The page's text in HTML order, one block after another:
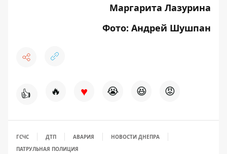
Маргарита Лазурина
Фото: Андрей Шушпан
👍 🔥 ♥ 😭 😆 😡
ГСЧС ДТП АВАРИЯ
НОВОСТИ ДНЕПРА
ПАТРУЛЬНАЯ ПОЛИЦИЯ